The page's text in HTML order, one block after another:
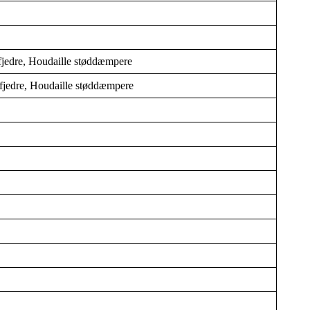
Houdaille støddæmpere
Houdaille støddæmpere